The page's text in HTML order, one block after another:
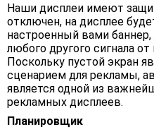
Наши дисплеи имеют
отключен, на дисплее
настроенный вами
любого другого сигнала
Поскольку пустой экран
сценарием для рекламы,
является одной из
рекламных дисплеев.
Планировщик